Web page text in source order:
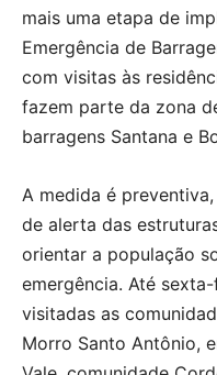
mais uma etapa de
Emergência de
com visitas às
fazem parte da zona
barragens Santana e
A medida é
de alerta das
orientar a população
emergência. Até
visitadas as
Morro Santo Antônio,